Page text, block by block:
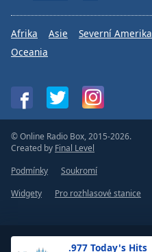
.977 Today's Hits
Afrika Asie Severní Amerika
Oceania
© Online Radio Box, 2015-2026.
Created by Final Level
Podmínky
Soukromí
Widgety
Pro rozhlasové stanice